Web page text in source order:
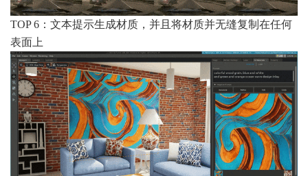
TOP 6：文本提示生成材质，并且将材质并无缝复制在任何
表面上